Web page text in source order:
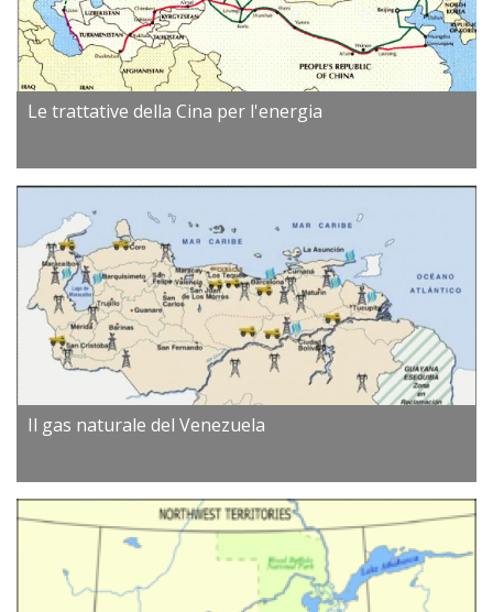
Le trattative della Cina per l'energia
Il gas naturale del Venezuela